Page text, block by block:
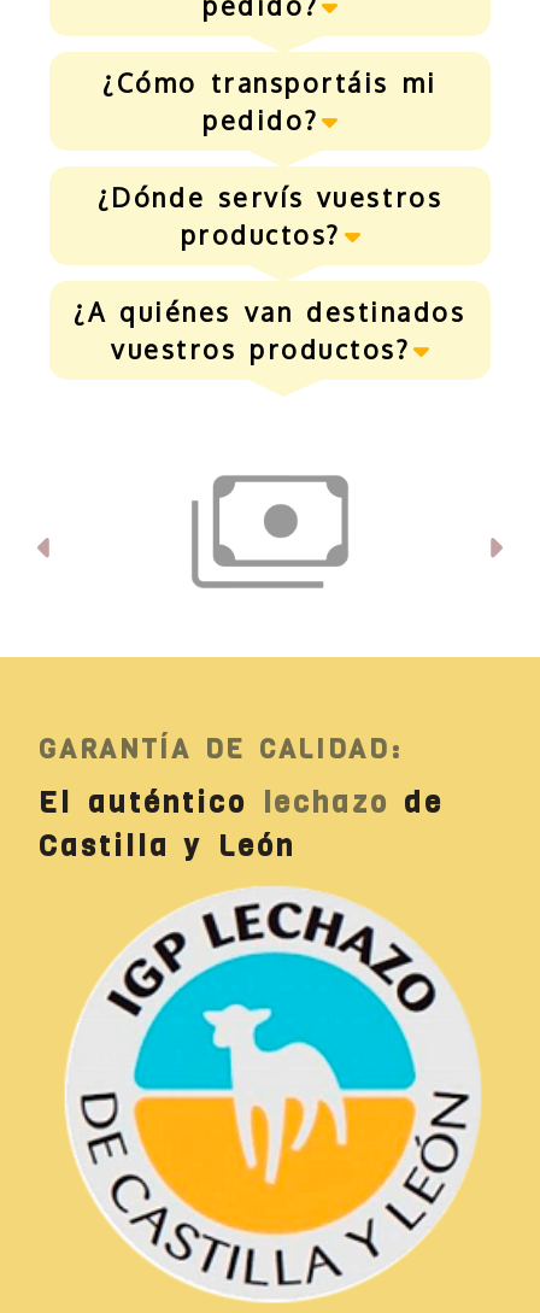
¿Cómo transportáis mi
pedido?
¿Dónde servís vuestros
productos?
¿A quiénes van destinados
vuestros productos?
GARANTÍA DE CALIDAD:
El auténtico lechazo de
Castilla y León